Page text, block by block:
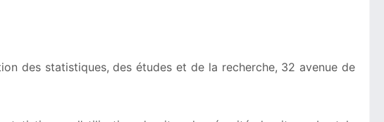
des statistiques, des études et de la recherche, 32 avenue de